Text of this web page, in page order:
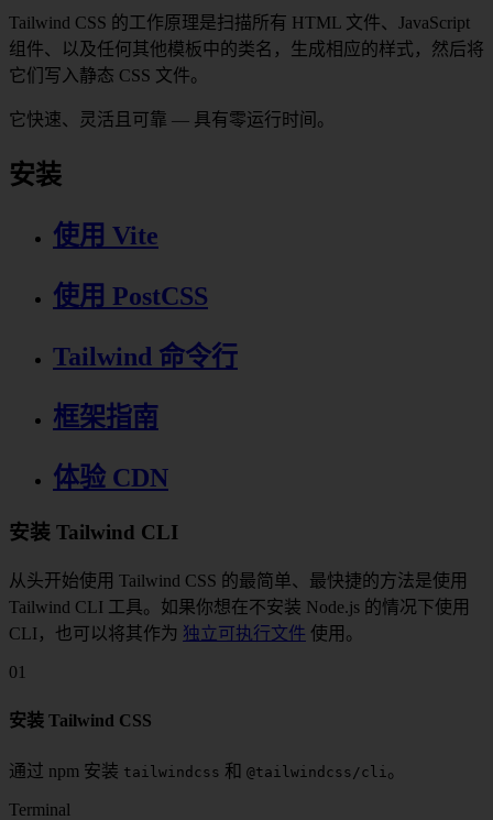
Tailwind CSS 的工作原理是扫描所有 HTML 文件、JavaScript
组件、以及任何其他模板中的类名，生成相应的样式，然后将
它们写入静态 CSS 文件。
它快速、灵活且可靠 — 具有零运行时间。
安装
使用 Vite
使用 PostCSS
Tailwind 命令行
框架指南
体验 CDN
安装 Tailwind CLI
从头开始使用 Tailwind CSS 的最简单、最快捷的方法是使用
Tailwind CLI 工具。如果你想在不安装 Node.js 的情况下使用
CLI，也可以将其作为 独立可执行文件 使用。
01
安装 Tailwind CSS
通过 npm 安装 tailwindcss 和 @tailwindcss/cli 。
Terminal